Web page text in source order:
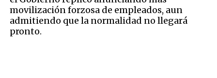
movilización forzosa de empleados, aun
admitiendo que la normalidad no llegará
pronto.